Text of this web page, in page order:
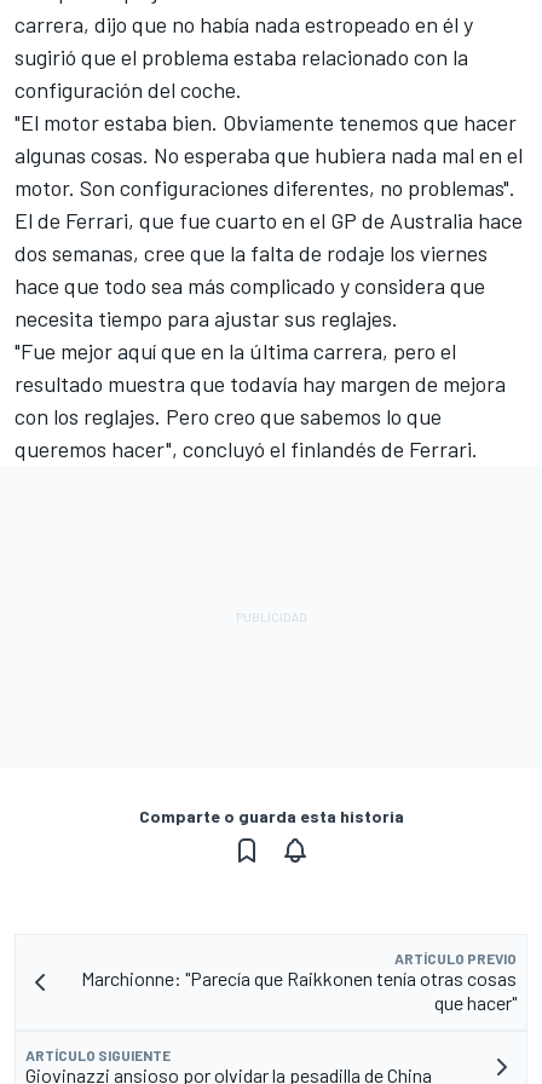
carrera, dijo que no había nada estropeado en él y
sugirió que el problema estaba relacionado con la
configuración del coche.
"El motor estaba bien. Obviamente tenemos que hacer
algunas cosas. No esperaba que hubiera nada mal en el
motor. Son configuraciones diferentes, no problemas".
El de Ferrari, que fue cuarto en el GP de Australia hace
dos semanas, cree que la falta de rodaje los viernes
hace que todo sea más complicado y considera que
necesita tiempo para ajustar sus reglajes.
"Fue mejor aquí que en la última carrera, pero el
resultado muestra que todavía hay margen de mejora
con los reglajes. Pero creo que sabemos lo que
queremos hacer", concluyó el finlandés de Ferrari.
Comparte o guarda esta historia
ARTÍCULO PREVIO
Marchionne: "Parecía que Raikkonen tenía otras cosas
que hacer"
ARTÍCULO SIGUIENTE
Giovinazzi ansioso por olvidar la pesadilla de China